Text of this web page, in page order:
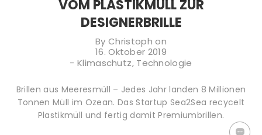
VOM PLASTIKMÜLL ZUR
DESIGNERBRILLE
By Christoph on
16. Oktober 2019
- Klimaschutz, Technologie
Brillen aus Meeresmüll – Jedes Jahr landen 8 Millionen
Tonnen Müll im Ozean. Das Startup Sea2Sea recycelt
Plastikmüll und fertig damit Premiumbrillen.